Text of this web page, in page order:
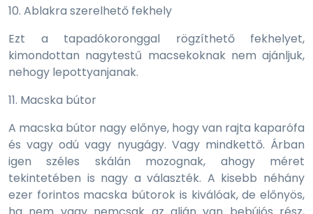
10. Ablakra szerelhető fekhely
Ezt a tapadókoronggal rögzíthető fekhelyet,
kimondottan nagytestű macsekoknak nem ajánljuk,
nehogy lepottyanjanak.
11. Macska bútor
A macska bútor nagy előnye, hogy van rajta kaparófa
és vagy odú vagy nyugágy. Vagy mindkettő. Árban
igen széles skálán mozognak, ahogy méret
tekintetében is nagy a választék. A kisebb néhány
ezer forintos macska bútorok is kiválóak, de előnyös,